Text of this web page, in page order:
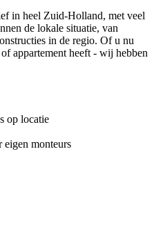
in heel Zuid-Holland, met veel
de lokale situatie, van
in de regio. Of u nu
appartement heeft - wij hebben
op locatie
eigen monteurs